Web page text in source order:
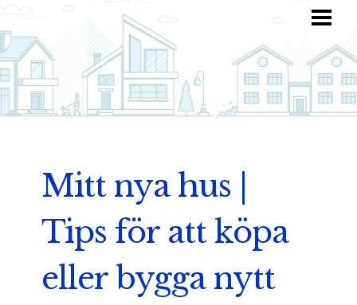
HITTA INSPIRATION
TOTALKOSTNAD
ANVÄND DIN FANTASI
Mitt nya hus |
Tips för att köpa
eller bygga nytt